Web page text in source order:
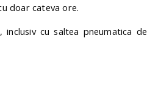
doar cateva ore.
cu saltea pneumatica de